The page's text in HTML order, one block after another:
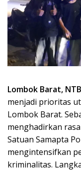
Lombok Barat,
menjadi prioritas
Lombok Barat.
menghadirkan
Satuan Samapta
mengintensifkan
kriminalitas.